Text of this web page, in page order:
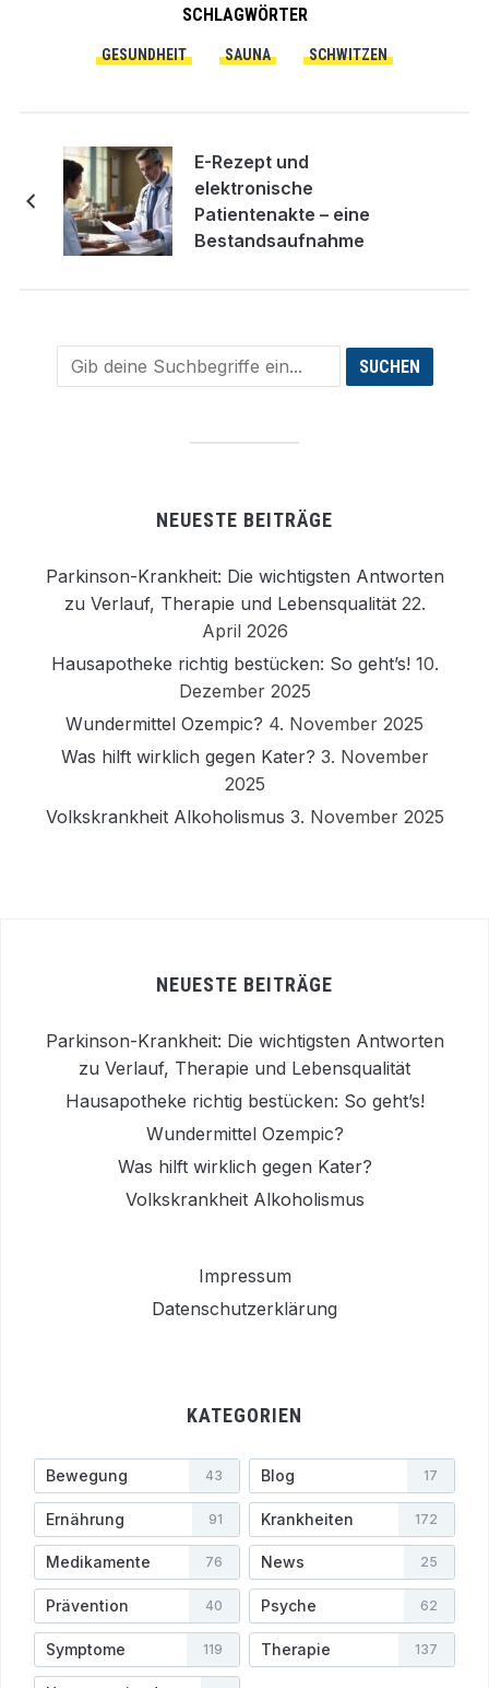
SCHLAGWÖRTER
GESUNDHEIT SAUNA SCHWITZEN
E-Rezept und
elektronische
Patientenakte – eine
Bestandsaufnahme
NEUESTE BEITRÄGE
Parkinson-Krankheit: Die wichtigsten Antworten
zu Verlauf, Therapie und Lebensqualität 22.
April 2026
Hausapotheke richtig bestücken: So geht’s! 10.
Dezember 2025
Wundermittel Ozempic? 4. November 2025
Was hilft wirklich gegen Kater? 3. November
2025
Volkskrankheit Alkoholismus 3. November 2025
NEUESTE BEITRÄGE
Parkinson-Krankheit: Die wichtigsten Antworten
zu Verlauf, Therapie und Lebensqualität
Hausapotheke richtig bestücken: So geht’s!
Wundermittel Ozempic?
Was hilft wirklich gegen Kater?
Volkskrankheit Alkoholismus
Impressum
Datenschutzerklärung
KATEGORIEN
Bewegung 43 Blog 17
Ernährung 91 Krankheiten 172
Medikamente 76 News 25
Prävention 40 Psyche 62
Symptome 119 Therapie 137